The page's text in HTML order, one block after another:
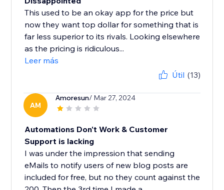
This used to be an okay app for the price but
now they want top dollar for something that is
far less superior to its rivals. Looking elsewhere
as the pricing is ridiculous...
Leer más
Útil (13)
AM
Amoresun/ Mar 27, 2024
Automations Don't Work & Customer
Support is lacking
I was under the impression that sending
eMails to notify users of new blog posts are
included for free, but no they count against the